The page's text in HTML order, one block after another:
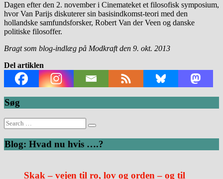
Dagen efter den 2. november i Cinemateket et filosofisk symposium,
hvor Van Parijs diskuterer sin basisindkomst-teori med den
hollandske samfundsforsker, Robert Van der Veen og danske
politiske filosoffer.
Bragt som blog-indlæg på Modkraft den 9. okt. 2013
Del artiklen
Søg
Search
for:
Blog: Hvad nu hvis ….?
Skak – vejen til ro, lov og orden – og til